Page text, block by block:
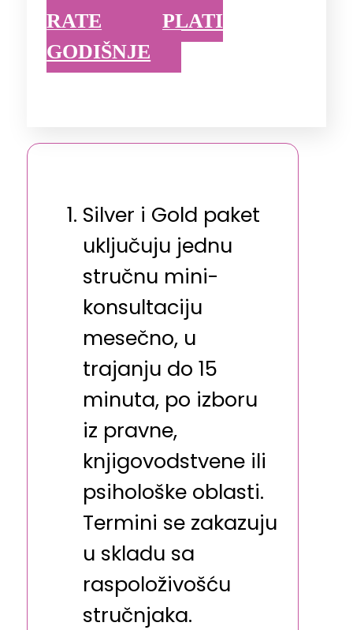
RATE
PLATI
GODIŠNJE
Silver i Gold paket
uključuju jednu
stručnu mini-
konsultaciju
mesečno, u
trajanju do 15
minuta, po izboru
iz pravne,
knjigovodstvene ili
psihološke oblasti.
Termini se zakazuju
u skladu sa
raspoloživošću
stručnjaka.